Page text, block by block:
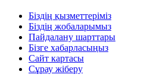
Біздің қызметтеріміз
Біздің жобаларымыз
Пайдалану шарттары
Бізге хабарласыңыз
Сайт картасы
Сұрау жіберу